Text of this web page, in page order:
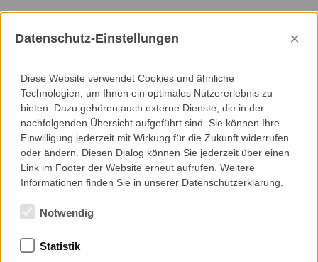
Add to Contacts (Download .vcf)
Mitgliedschaften
Datenschutz-Einstellungen ×
Diese Website verwendet Cookies und ähnliche
Technologien, um Ihnen ein optimales Nutzererlebnis zu
bieten. Dazu gehören auch externe Dienste, die in der
nachfolgenden Übersicht aufgeführt sind. Sie können Ihre
Einwilligung jederzeit mit Wirkung für die Zukunft widerrufen
oder ändern. Diesen Dialog können Sie jederzeit über einen
Link im Footer der Website erneut aufrufen. Weitere
Informationen finden Sie in unserer Datenschutzerklärung.
Notwendig
Statistik